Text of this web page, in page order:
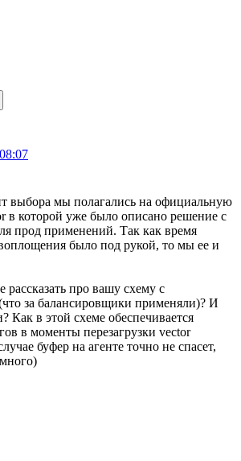
выбора мы полагались на официальную
в которой уже было описано решение с
прод применений. Так как время
воплощения было под рукой, то мы ее и
про вашу схему с
за балансировщики применяли)? И
Как в этой схеме обеспечивается
в моменты перезагрузки vector
буфер на агенте точно не спасет,